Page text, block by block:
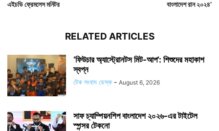
এইচডি ফ্রেমলেস মনিটর
বাংলাদেশ রান ২০২৪’
RELATED ARTICLES
‘ফিউচার অ্যাস্ট্রোনটস মিট-আপ’: শিশুদের মহাকাশ
স্বপ্ন
টেক সংবাদ ডেস্ক - August 6, 2026
সাফ চ্যাম্পিয়নশিপ বাংলাদেশ ২০২৬-এর টাইটেল
স্পন্সর টেকনো